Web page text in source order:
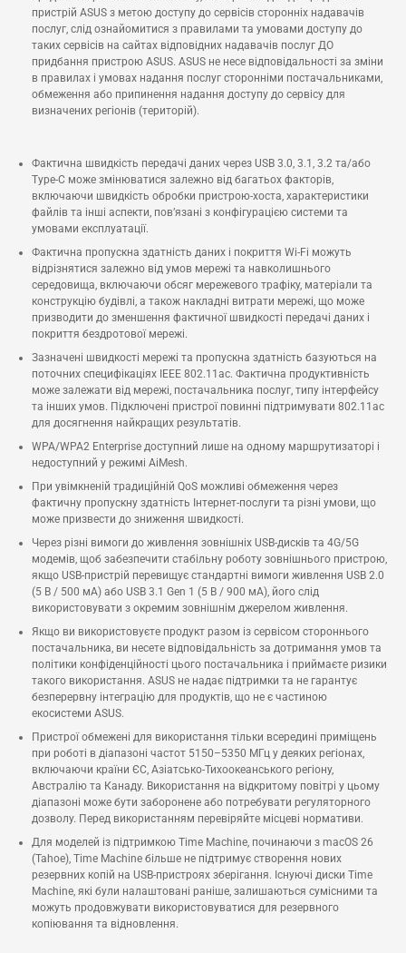
пристрій ASUS з метою доступу до сервісів сторонніх надавачів
послуг, слід ознайомитися з правилами та умовами доступу до
таких сервісів на сайтах відповідних надавачів послуг ДО
придбання пристрою ASUS. ASUS не несе відповідальності за зміни
в правилах і умовах надання послуг сторонніми постачальниками,
обмеження або припинення надання доступу до сервісу для
визначених регіонів (територій).
Фактична швидкість передачі даних через USB 3.0, 3.1, 3.2 та/або
Type-C може змінюватися залежно від багатьох факторів,
включаючи швидкість обробки пристрою-хоста, характеристики
файлів та інші аспекти, пов’язані з конфігурацією системи та
умовами експлуатації.
Фактична пропускна здатність даних і покриття Wi-Fi можуть
відрізнятися залежно від умов мережі та навколишнього
середовища, включаючи обсяг мережевого трафіку, матеріали та
конструкцію будівлі, а також накладні витрати мережі, що може
призводити до зменшення фактичної швидкості передачі даних і
покриття бездротової мережі.
Зазначені швидкості мережі та пропускна здатність базуються на
поточних специфікаціях IEEE 802.11ac. Фактична продуктивність
може залежати від мережі, постачальника послуг, типу інтерфейсу
та інших умов. Підключені пристрої повинні підтримувати 802.11ac
для досягнення найкращих результатів.
WPA/WPA2 Enterprise доступний лише на одному маршрутизаторі і
недоступний у режимі AiMesh.
При увімкненій традиційній QoS можливі обмеження через
фактичну пропускну здатність Інтернет-послуги та різні умови, що
може призвести до зниження швидкості.
Через різні вимоги до живлення зовнішніх USB-дисків та 4G/5G
модемів, щоб забезпечити стабільну роботу зовнішнього пристрою,
якщо USB-пристрій перевищує стандартні вимоги живлення USB 2.0
(5 В / 500 мА) або USB 3.1 Gen 1 (5 В / 900 мА), його слід
використовувати з окремим зовнішнім джерелом живлення.
Якщо ви використовуєте продукт разом із сервісом стороннього
постачальника, ви несете відповідальність за дотримання умов та
політики конфіденційності цього постачальника і приймаєте ризики
такого використання. ASUS не надає підтримки та не гарантує
безперервну інтеграцію для продуктів, що не є частиною
екосистеми ASUS.
Пристрої обмежені для використання тільки всередині приміщень
при роботі в діапазоні частот 5150–5350 МГц у деяких регіонах,
включаючи країни ЄС, Азіатсько-Тихоокеанського регіону,
Австралію та Канаду. Використання на відкритому повітрі у цьому
діапазоні може бути заборонене або потребувати регуляторного
дозволу. Перед використанням перевіряйте місцеві нормативи.
Для моделей із підтримкою Time Machine, починаючи з macOS 26
(Tahoe), Time Machine більше не підтримує створення нових
резервних копій на USB-пристроях зберігання. Існуючі диски Time
Machine, які були налаштовані раніше, залишаються сумісними та
можуть продовжувати використовуватися для резервного
копіювання та відновлення.